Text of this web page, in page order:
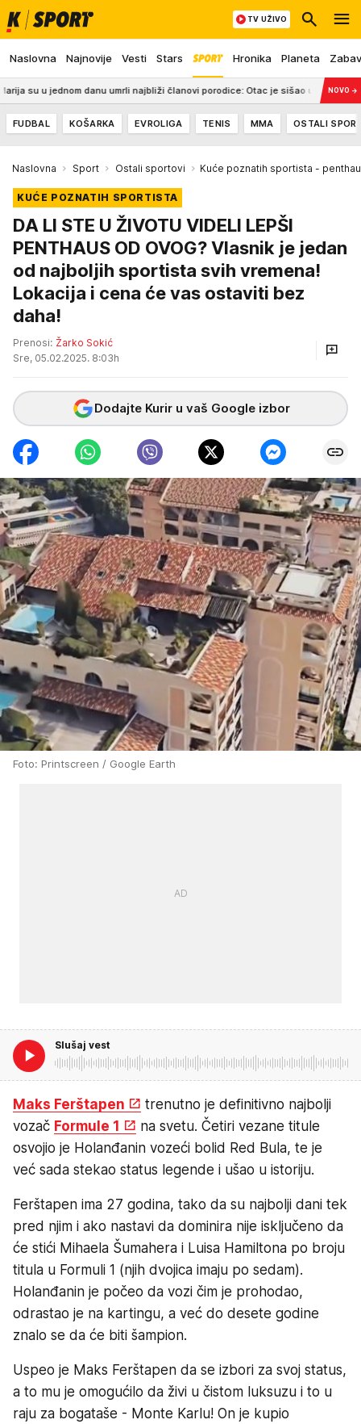
Naslovna Najnovije Vesti Stars Hronika Planeta
TV UŽIVO
jednom danu umrli najbliži članovi porodice: Otac je sišao u podrum i nije se
NOVO →
FUDBAL KOŠARKA EVROLIGA TENIS MMA OSTALI
Naslovna Sport Ostali sportovi Kuće poznatih sportista -
KUĆE POZNATIH SPORTISTA
DA LI STE U ŽIVOTU VIDELI LEPŠI
PENTHAUS OD OVOG? Vlasnik je jedan
od najboljih sportista svih vremena!
Lokacija i cena će vas ostaviti bez
daha!
Prenosi: Žarko Sokić
Sre, 05.02.2025. 8:03h
Dodajte Kurir u vaš Google izbor
Foto: Printscreen / Google Earth
Slušaj vest
Maks Ferštapen
trenutno je definitivno najbolji
vozač Formule 1
na svetu. Četiri vezane titule
osvojio je Holanđanin vozeći bolid Red Bula, te je
već sada stekao status legende i ušao u istoriju.
Ferštapen ima 27 godina, tako da su najbolji dani tek
pred njim i ako nastavi da dominira nije isključeno da
će stići Mihaela Šumahera i Luisa Hamiltona po broju
titula u Formuli 1 (njih dvojica imaju po sedam).
Holanđanin je počeo da vozi čim je prohodao,
odrastao je na kartingu, a već do desete godine
znalo se da će biti šampion.
Uspeo je Maks Ferštapen da se izbori za svoj status,
a to mu je omogućilo da živi u čistom luksuzu i to u
raju za bogataše - Monte Karlu! On je kupio